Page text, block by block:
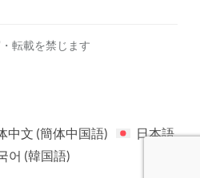
転載を禁じます
中文 (簡体中国語)
日本語
어 (韓国語)